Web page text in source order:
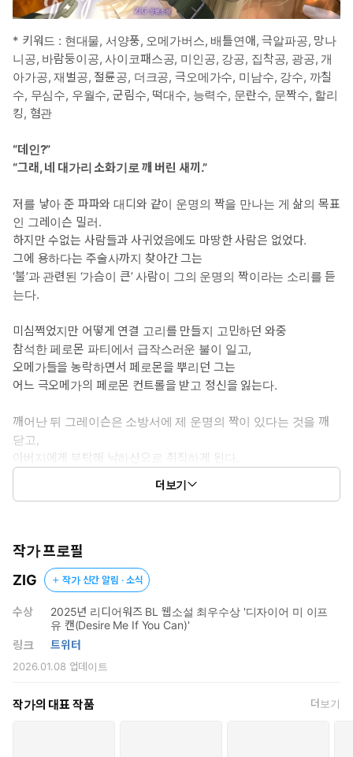
* 키워드 : 현대물, 서양풍, 오메가버스, 배틀연애, 극알파공, 망나
니공, 바람둥이공, 사이코패스공, 미인공, 강공, 집착공, 광공, 개
아가공, 재벌공, 절륜공, 더크공, 극오메가수, 미남수, 강수, 까칠
수, 무심수, 우월수, 군림수, 떡대수, 능력수, 문란수, 문짝수, 할리
킹, 혐관
“데인?”
“그래, 네 대가리 소화기로 깨 버린 새끼.”
저를 낳아 준 파파와 대디와 같이 운명의 짝을 만나는 게 삶의 목표
인 그레이슨 밀러.
하지만 수없는 사람들과 사귀었음에도 마땅한 사람은 없었다.
그에 용하다는 주술사까지 찾아간 그는
‘불’과 관련된 ‘가슴이 큰’ 사람이 그의 운명의 짝이라는 소리를 듣
는다.
미심쩍었지만 어떻게 연결 고리를 만들지 고민하던 와중
참석한 페로몬 파티에서 급작스러운 불이 일고,
오메가들을 농락하면서 페로몬을 뿌리던 그는
어느 극오메가의 페로몬 컨트롤을 받고 정신을 잃는다.
깨어난 뒤 그레이슨은 소방서에 제 운명의 짝이 있다는 것을 깨
닫고,
아버지에게 부탁해 낙하산으로 취직하게 된다.
하지만 첫날부터 자신을 견제하는 소방대원들과 몸싸움을 하게 되
더보기
작가 프로필
ZIG
작가 신간 알림 · 소식
수상
2025년 리디어워즈 BL 웹소설 최우수상 '디자이어 미 이프
유 캔(Desire Me If You Can)'
링크
트위터
2026.01.08 업데이트
작가의 대표 작품 더보기